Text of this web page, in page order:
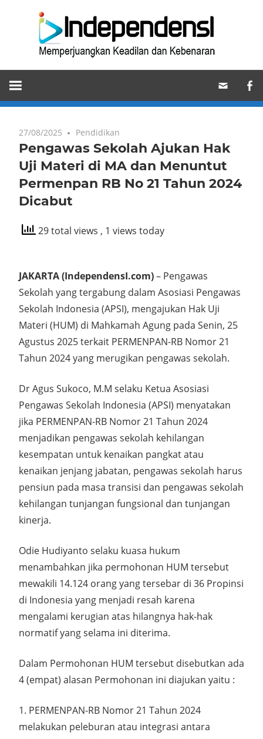
Memperjuangkan
Keadilan
dan
27/08/2025 Pendidikan
Pengawas Sekolah Ajukan Hak
Uji Materi di MA dan Menuntut
Permenpan RB No 21 Tahun 2024
Dicabut
29 total views , 1 views today
JAKARTA (IndependensI.com)– Pengawas
Sekolah yang tergabung dalam Asosiasi Pengawas
Sekolah Indonesia (APSI), mengajukan Hak Uji
Materi (HUM) di Mahkamah Agung pada Senin, 25
Agustus 2025 terkait PERMENPAN-RB Nomor 21
Tahun 2024 yang merugikan pengawas sekolah.
Dr Agus Sukoco, M.M selaku Ketua Asosiasi
Pengawas Sekolah Indonesia (APSI) menyatakan
jika PERMENPAN-RB Nomor 21 Tahun 2024
menjadikan pengawas sekolah kehilangan
kesempatan untuk kenaikan pangkat atau
kenaikan jenjang jabatan, pengawas sekolah harus
pensiun pada masa transisi dan pengawas sekolah
kehilangan tunjangan fungsional dan tunjangan
kinerja.
Odie Hudiyanto selaku kuasa hukum
menambahkan jika permohonan HUM tersebut
mewakili 14.124 orang yang tersebar di 36 Propinsi
di Indonesia yang menjadi resah karena
mengalami kerugian atas hilangnya hak-hak
normatif yang selama ini diterima.
Dalam Permohonan HUM tersebut disebutkan ada
4 (empat) alasan Permohonan ini diajukan yaitu :
1. PERMENPAN-RB Nomor 21 Tahun 2024
melakukan peleburan atau integrasi antara